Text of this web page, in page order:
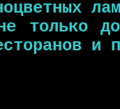
только
и